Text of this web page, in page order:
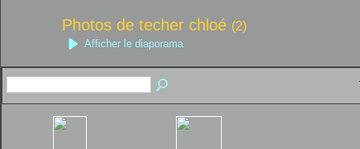
Photos de techer chloé (2)
Afficher le diaporama